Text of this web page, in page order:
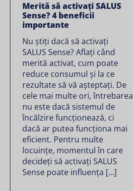
Merită să activați SALUS
Sense? 4 beneficii
importante
Nu știți dacă să activați
SALUS Sense? Aflați când
merită activat, cum poate
reduce consumul și la ce
rezultate să vă așteptați. De
cele mai multe ori, întrebarea
nu este dacă sistemul de
încălzire funcționează, ci
dacă ar putea funcționa mai
eficient. Pentru multe
locuințe, momentul în care
decideți să activați SALUS
Sense poate influența […]